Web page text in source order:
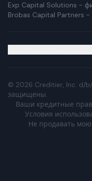
Exp Capital Solutions -
Brobas Capital Partners
© 2026 Creditier, Inc. d/
защищены.
Ваши кредитные
Условия
Не продавать